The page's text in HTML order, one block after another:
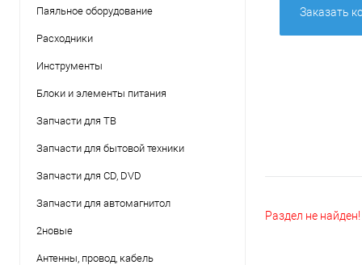
Паяльное оборудование
Расходники
Инструменты
Блоки и элементы питания
Запчасти для ТВ
Запчасти для бытовой техники
Запчасти для CD, DVD
Запчасти для автомагнитол
2новые
Антенны, провод, кабель
Заказать
Раздел не найден!